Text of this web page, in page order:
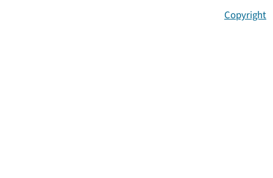
Copyright